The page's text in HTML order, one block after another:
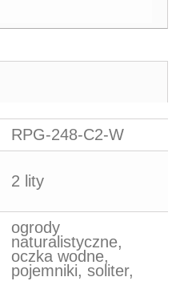
RPG-248-C2-W
2 lity
ogrody
naturalistyczne,
oczka wodne,
pojemniki, soliter,